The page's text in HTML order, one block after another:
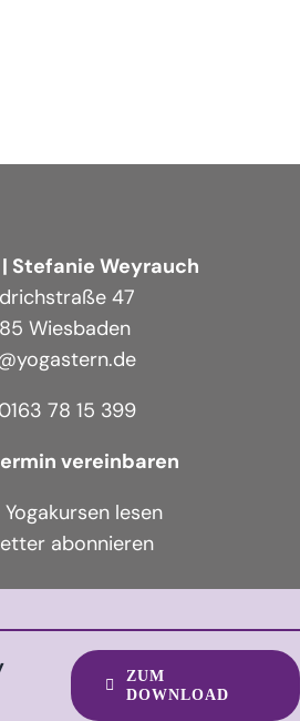
Stefanie Weyrauch
47
Wiesbaden
78 15 399
vereinbaren
Yogakursen lesen
abonnieren
YouTube
ZUM
DOWNLOAD